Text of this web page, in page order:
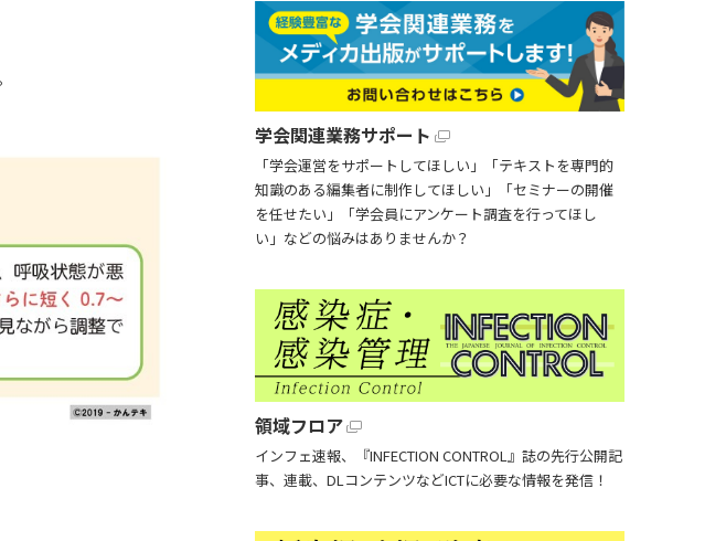
学会関連業務サポート
「学会運営をサポートしてほしい」「テキストを専門的
知識のある編集者に制作してほしい」「セミナーの開催
を任せたい」「学会員にアンケート調査を行ってほし
い」などの悩みはありませんか？
領域フロア
インフェ速報、『INFECTION CONTROL』誌の先行公開記
事、連載、DLコンテンツなどICTに必要な情報を発信！